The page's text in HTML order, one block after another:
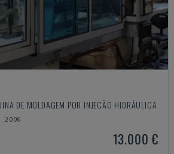
DE MOLDAGEM POR INJEÇÃO HIDRÁULICA
2006
13.000 €